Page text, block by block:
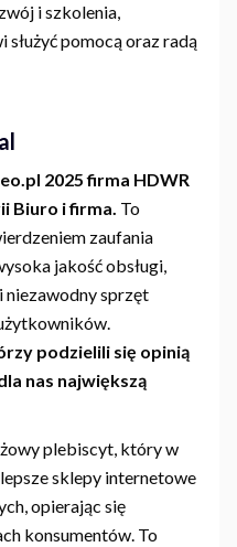
i szkolenia,
pomocą oraz radą
2025 firma HDWR
Biuro i firma. To
zaufania
jakość obsługi,
niezawodny sprzęt
podzielili się opinią
nas największą
plebiscyt, który w
sklepy internetowe
opierając się
konsumentów. To